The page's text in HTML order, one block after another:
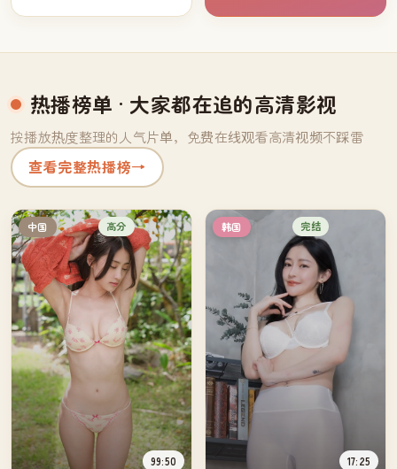
热播榜单 · 大家都在追的高清影视
按播放热度整理的人气片单，免费在线观看高清视频不踩雷
查看完整热播榜→
中国 高分
99:50
韩国 完结
17:25